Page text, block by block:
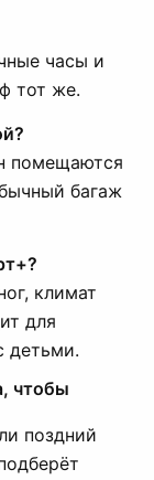
часы и
тот же.
помещаются
багаж
климат
для
детьми.
чтобы
поздний